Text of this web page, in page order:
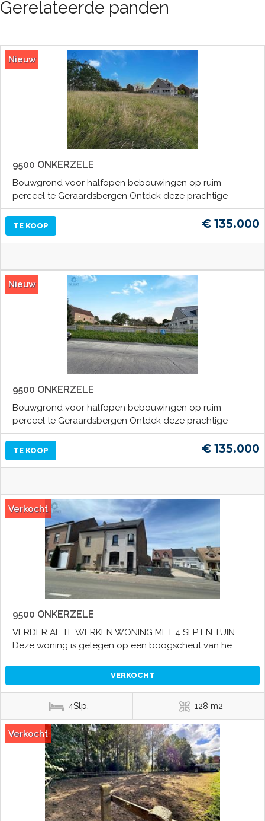
Gerelateerde panden
Nieuw
9500 ONKERZELE
Bouwgrond voor halfopen bebouwingen op ruim
perceel te Geraardsbergen Ontdek deze prachtige
TE KOOP € 135.000
Nieuw
9500 ONKERZELE
Bouwgrond voor halfopen bebouwingen op ruim
perceel te Geraardsbergen Ontdek deze prachtige
TE KOOP € 135.000
Verkocht
9500 ONKERZELE
VERDER AF TE WERKEN WONING MET 4 SLP EN TUIN
Deze woning is gelegen op een boogscheut van he
VERKOCHT
4Slp. 128 m2
Verkocht